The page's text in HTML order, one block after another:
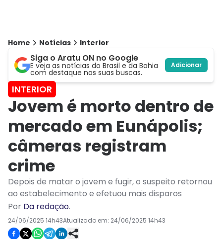
Home Notícias Interior
Siga o Aratu ON no Google
E veja as notícias do Brasil e da Bahia
com destaque nas suas buscas.
Adicionar
INTERIOR
Jovem é morto dentro de
mercado em Eunápolis;
câmeras registram
crime
Depois de matar o jovem e fugir, o suspeito retornou
ao estabelecimento e efetuou mais disparos
Por Da redação.
24/06/2025 14h43Atualizado em: 24/06/2025 14h43